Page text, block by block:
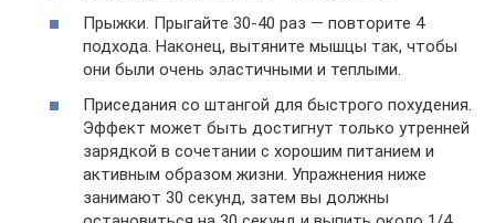
Прыжки. Прыгайте 30-40 раз — повторите 4
подхода. Наконец, вытяните мышцы так, чтобы
они были очень эластичными и теплыми.
Приседания со штангой для быстрого похудения.
Эффект может быть достигнут только утренней
зарядкой в ​​сочетании с хорошим питанием и
активным образом жизни. Упражнения ниже
занимают 30 секунд, затем вы должны